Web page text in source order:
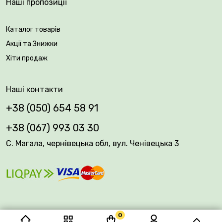
0
Наші пропозиції
Каталог товарів
Акції та Знижки
Хіти продаж
Наші контакти
+38 (050) 654 58 91
+38 (067) 993 03 30
С. Магала, чернівецька обл, вул. Ченівецька 3